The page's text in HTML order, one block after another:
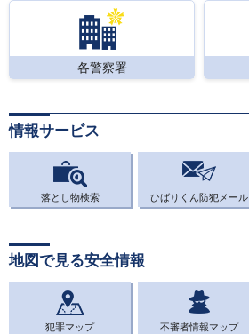
各警察署
情報サービス
落とし物検索 ひばりくん防犯メール
地図で見る安全情報
犯罪マップ 不審者情報マップ